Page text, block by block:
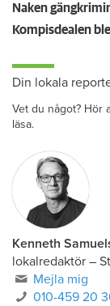
Din lokala
Vet du något? Hör
läsa.
Kenneth
lokalredaktör –
Mejla mig
010-459 20